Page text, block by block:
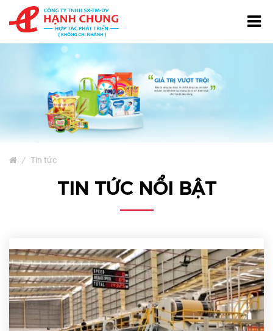
/ Tin tức
TIN TỨC NỔI BẬT
TRANG CHỦ
GIỚI THIỆU
TÚI NƯỚC GIẶT
SẢN PHẨM
Túi Màng Đơn PE, HD, PP
Bao Bì Bánh, Kẹo Các Loại
Túi PA, Túi Zipper, Túi
Nhôm